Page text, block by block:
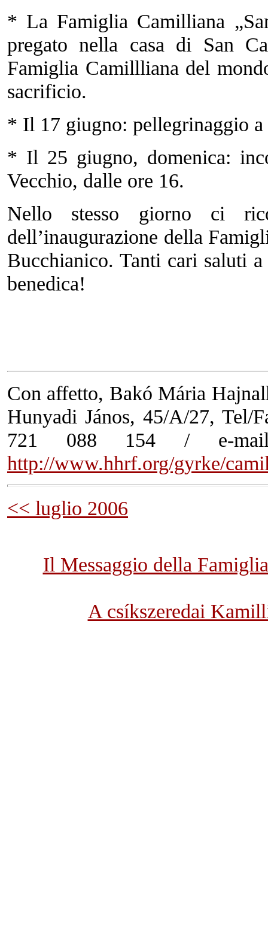
* La Famiglia Camilliana
pregato nella casa di San
Famiglia Camillliana del
sacrificio.
* Il 17 giugno: pellegrinaggio a
* Il 25 giugno, domenica:
Vecchio, dalle ore 16.
Nello stesso giorno ci
dell’inaugurazione della
Bucchianico. Tanti cari saluti
benedica!
Con affetto, Bakó Mária
Hunyadi János, 45/A/27, Tel/
721 088 154 / e-
http://www.hhrf.org/gyrke/
<< luglio 2006
Il Messaggio della
A csíkszeredai